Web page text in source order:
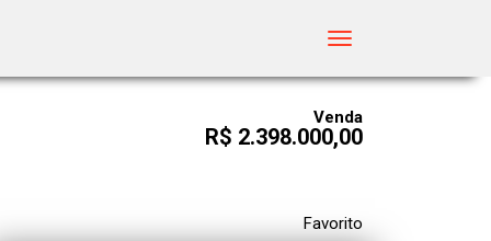
Toggle
Venda
R$ 2.398.000,00
Favorito